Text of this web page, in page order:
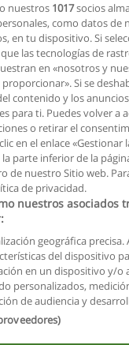
Reglas de uso
Privacidad de datos
nuestros 1017socios
como datos de
en tu dispositivo. Si
las tecnologías de
en «nosotros y
Si se
contenido y los
para ti. Puedes volver a
o retirar el
en el enlace «Gestionar
parte inferior de la
de nuestro Sitio web.
de privacidad.
nuestros asociados
geográfica precisa.
del dispositivo
en un dispositivo y/o
personalizados,
de audiencia y